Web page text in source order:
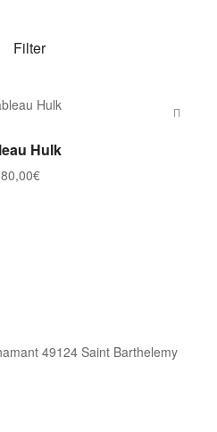
Filter
AU PANIER
Hulk
€
49124 Saint Barthelemy